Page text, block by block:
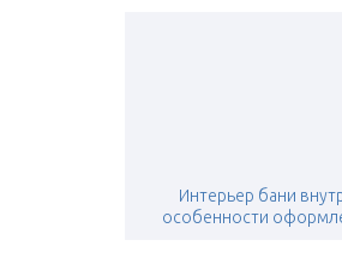
Интерьер бани
особенности